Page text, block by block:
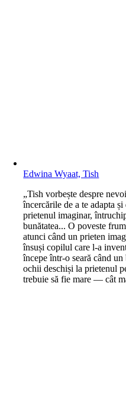
Edwina Wyaat, Tish
„Tish vorbește despre
încercările de a te adapta
prietenul imaginar,
bunătatea... O poveste
atunci când un prieten
însuși copilul care l-a
începe într-o seară când
ochii deschiși la prietenul
trebuie să fie mare — cât